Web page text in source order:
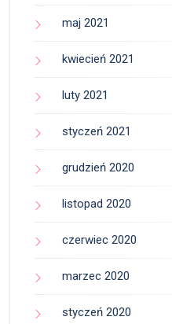
maj 2021
kwiecień 2021
luty 2021
styczeń 2021
grudzień 2020
listopad 2020
czerwiec 2020
marzec 2020
styczeń 2020